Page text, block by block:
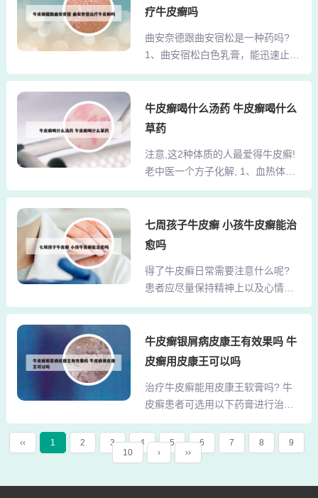
以选用口服药，甲氨蝶呤片，雷公
辛辣食物少吃。外用药物治疗根据
皮损特点选择不同作用机制的药
物...
溶于无水乙醇和氯仿，几乎不溶于
素，其抗炎作用尤为突出，强度是
可的松的七倍。这种药物在医疗急
救中扮演着重要角色，尤其适用于
泛应用于风湿性疾病的治疗，以及
肾盂肾炎的干预。在癌症化疗过程
良反应的发生。甲强龙（Solu-Medr
ol）是一种肾上腺...
疗牛皮癣吗
曲安奈德跟曲安宿松是一种药吗?
1、曲安宿松白色乳膏，能迅速止
痒，消除厚皮，治愈裂伤，不污染
涂患处，并轻轻搓揉。用途： 肾上
腺皮质激素类药，用于神经性皮
疹、皮肤和粘膜瘙痒、牛皮癣、盘
状红斑狼疮、扁平苔癣、皲裂。2、
复方醋酸曲安奈德是激素类外用
腺糖皮质类固醇激素药，又名醋酸
曲安缩松，去炎舒松、确炎舒松、
中强效糖皮质类固醇激素，其抗炎
和抗过敏作用比较强而且持...
牛皮癣喝什么汤药 牛皮癣喝什么
草药
注意,这2种体质的人最爱得牛皮癣!
老中医一个方子化解, 1、血热体质
与牛皮癣 血热体质的形成，往往与
等不良习惯有关。这些习惯容易导
致体内阳气过盛，热邪内生。在血
乱，为牛皮癣的滋生创造了条件。
因此，对于这类人群，调整生活习
惯，避免熬夜，减少辛辣食物摄
的重要措施。2、我和你差不多，我
在耳朵上，有两个方子，一个是外
体质，中药也不能乱吃。药方用
药；乌梢蛇、生地、川芎、...
七周孩子牛皮癣 小孩牛皮癣能治
愈吗
得了牛皮癣日常需要注意什么呢?
患者应尽量保持精神上以及心情上
的放松，避免过于紧张、抑郁、焦
绪可能引发或加重牛皮癣的病情。
稳定情绪：通过适当的心理调节和
以帮助患者稳定情绪，减少牛皮癣
复发的风险。注意食物过敏：部分
儿童牛皮癣患者可能对某些食物过
敏，如牛奶、鸡蛋、花生等。家长
应注意观察孩子的饮食反应，如有
牛皮癣银屑病皮康王有效果吗 牛
皮癣用皮康王可以吗
治疗牛皮癣能用皮康王软膏吗? 牛
皮癣患者可选用以下药膏进行治
疗：皮炎平：这是一种常用的外用
药膏，具有抗炎、抗过敏的作用，
可以缓解牛皮癣引起的皮肤炎症和
成分，同时也具有抗炎作用，适用
‹‹ 1 2 3 4 5 6 7 8
9
10
› ››